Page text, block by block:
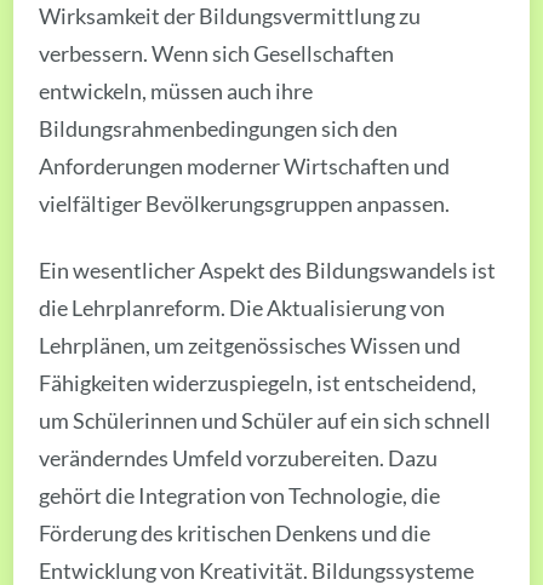
Wirksamkeit der Bildungsvermittlung zu
verbessern. Wenn sich Gesellschaften
entwickeln, müssen auch ihre
Bildungsrahmenbedingungen sich den
Anforderungen moderner Wirtschaften und
vielfältiger Bevölkerungsgruppen anpassen.
Ein wesentlicher Aspekt des Bildungswandels ist
die Lehrplanreform. Die Aktualisierung von
Lehrplänen, um zeitgenössisches Wissen und
Fähigkeiten widerzuspiegeln, ist entscheidend,
um Schülerinnen und Schüler auf ein sich schnell
veränderndes Umfeld vorzubereiten. Dazu
gehört die Integration von Technologie, die
Förderung des kritischen Denkens und die
Entwicklung von Kreativität. Bildungssysteme